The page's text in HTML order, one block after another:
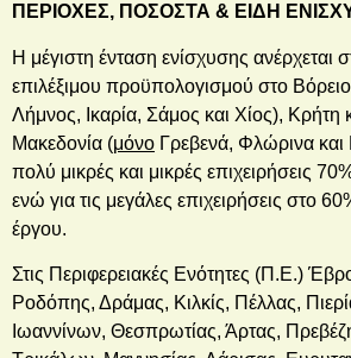
ΠΕΡΙΟΧΕΣ, ΠΟΣΟΣΤΑ & ΕΙΔΗ
Η μέγιστη ένταση ενίσχυσης ανέρχεται
επιλέξιμου προϋπολογισμού στο
Λήμνος, Ικαρία, Σάμος και Χίος), Κρήτη
Μακεδονία (μόνο Γρεβενά, Φλώρινα και
πολύ μικρές και μικρές επιχειρήσεις
ενώ για τις μεγάλες επιχειρήσεις στο
έργου.
Στις Περιφερειακές Ενότητες (Π.Ε.)
Ροδόπης, Δράμας, Κιλκίς, Πέλλας,
Ιωαννίνων, Θεσπρωτίας, Άρτας,